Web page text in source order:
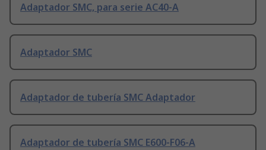
Adaptador SMC, para serie AC40-A
Adaptador SMC
Adaptador de tubería SMC Adaptador
Adaptador de tubería SMC E600-F06-A